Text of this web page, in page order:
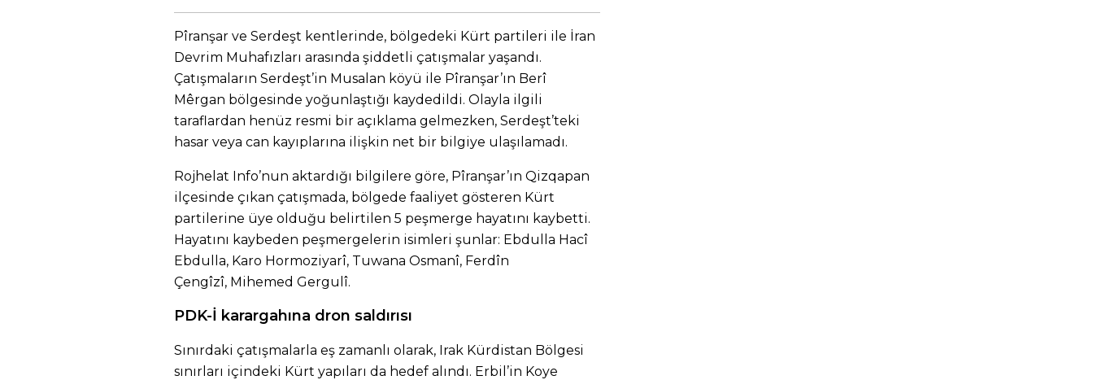
Pîranşar ve Serdeşt kentlerinde, bölgedeki Kürt partileri ile İran
Devrim Muhafızları arasında şiddetli çatışmalar yaşandı.
Çatışmaların Serdeşt’in Musalan köyü ile Pîranşar’ın Berî
Mêrgan bölgesinde yoğunlaştığı kaydedildi. Olayla ilgili
taraflardan henüz resmi bir açıklama gelmezken, Serdeşt’teki
hasar veya can kayıplarına ilişkin net bir bilgiye ulaşılamadı.
Rojhelat Info’nun aktardığı bilgilere göre, Pîranşar’ın Qizqapan
ilçesinde çıkan çatışmada, bölgede faaliyet gösteren Kürt
partilerine üye olduğu belirtilen 5 peşmerge hayatını kaybetti.
Hayatını kaybeden peşmergelerin isimleri şunlar: Ebdulla Hacî
Ebdulla, Karo Hormoziyarî, Tuwana Osmanî, Ferdîn
Çengîzî, Mihemed Gergulî.
PDK-İ karargahına dron saldırısı
Sınırdaki çatışmalarla eş zamanlı olarak, Irak Kürdistan Bölgesi
sınırları içindeki Kürt yapıları da hedef alındı. Erbil’in Koye